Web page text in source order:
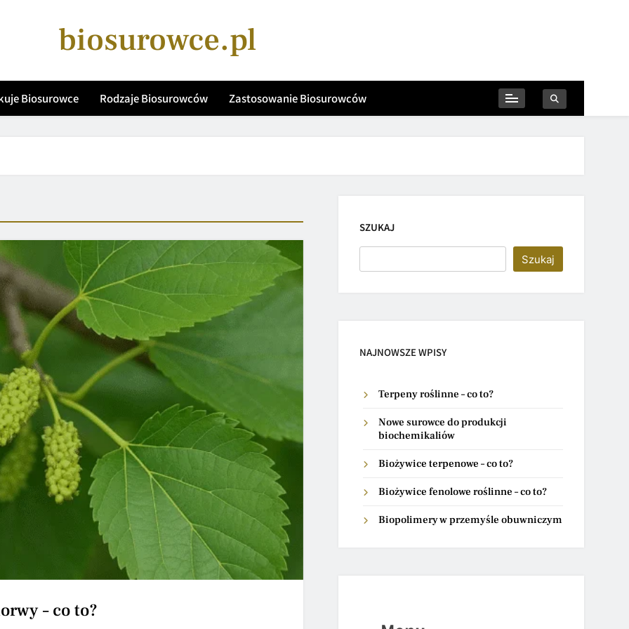
biosurowce.pl
Biosurowce Rodzaje Biosurowców Zastosowanie Biosurowców
– co to?
SZUKAJ
Szukaj
NAJNOWSZE WPISY
Terpeny roślinne – co to?
Nowe surowce do produkcji
biochemikaliów
Biożywice terpenowe – co to?
Biożywice fenolowe roślinne – co to?
Biopolimery w przemyśle obuwniczym